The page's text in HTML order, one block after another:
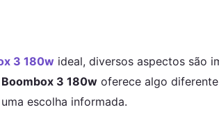
3 180w ideal, diversos aspectos são
Boombox 3 180w oferece algo
escolha informada.